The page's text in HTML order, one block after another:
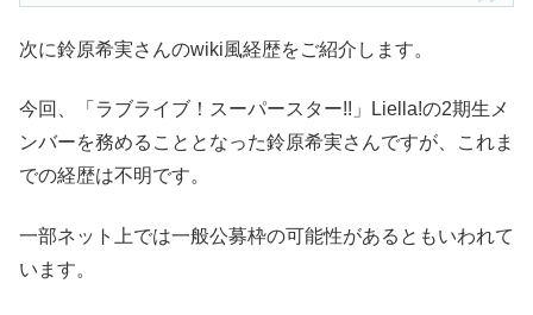
次に鈴原希実さんのwiki風経歴をご紹介します。
今回、「ラブライブ！スーパースター!!」Liella!の2期生メ
ンバーを務めることとなった鈴原希実さんですが、これま
での経歴は不明です。
一部ネット上では一般公募枠の可能性があるともいわれて
います。